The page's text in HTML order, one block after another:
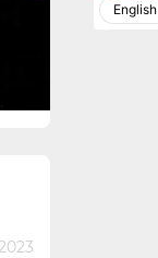
English